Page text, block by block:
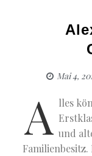
Mai 4,
A lles
und